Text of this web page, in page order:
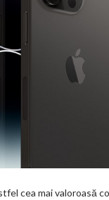
cea mai valoroasă